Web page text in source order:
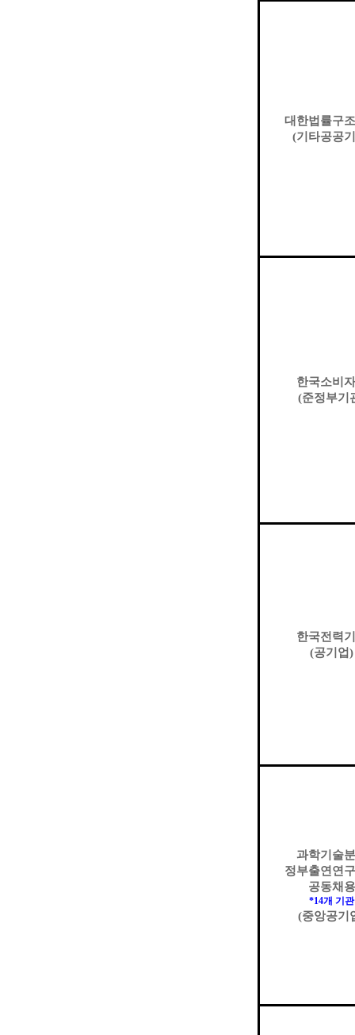
대한법률구
(기타공공
한국소비
(준정부기
한국전력
(공기업)
과학기술
정부출연연
공동채용
*14개 기관
(중앙공기